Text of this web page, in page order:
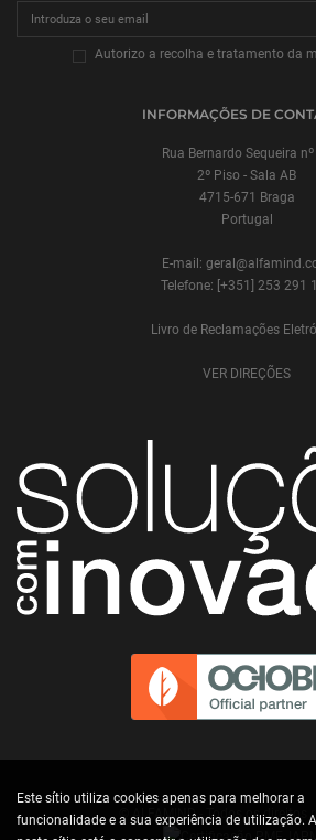
Este sítio utiliza cookies apenas para melhorar a
funcionalidade e a sua experiência de utilização.
Autorizo a recolha e tratamento da
INFORMAÇÕES DE
Rua Bernardo Sequeira
2º Piso - Sala AB
4715-671 Braga
Portugal
E-mail:
Telefone: [+351] 253 291
Livro de Reclamações
VER DIREÇÕES
© ALFAMIND - Todos os direitos